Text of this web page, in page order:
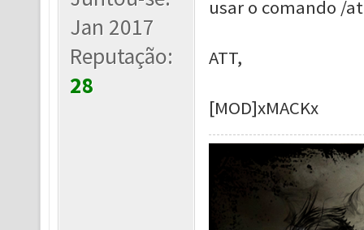
Jan 2017
Reputação:
28
usar o comando /
ATT,
[MOD]xMACKx